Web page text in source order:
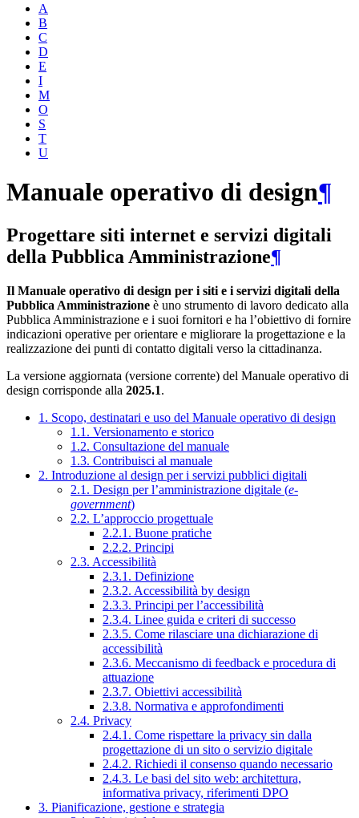
A
B
C
D
E
I
M
O
S
T
U
Manuale operativo di design¶
Progettare siti internet e servizi digitali
della Pubblica Amministrazione¶
Il Manuale operativo di design per i siti e i servizi digitali della
Pubblica Amministrazione è uno strumento di lavoro dedicato alla
Pubblica Amministrazione e i suoi fornitori e ha l’obiettivo di fornire
indicazioni operative per orientare e migliorare la progettazione e la
realizzazione dei punti di contatto digitali verso la cittadinanza.
La versione aggiornata (versione corrente) del Manuale operativo di
design corrisponde alla 2025.1.
1. Scopo, destinatari e uso del Manuale operativo di design
1.1. Versionamento e storico
1.2. Consultazione del manuale
1.3. Contribuisci al manuale
2. Introduzione al design per i servizi pubblici digitali
2.1. Design per l’amministrazione digitale (e-
government)
2.2. L’approccio progettuale
2.2.1. Buone pratiche
2.2.2. Principi
2.3. Accessibilità
2.3.1. Definizione
2.3.2. Accessibilità by design
2.3.3. Principi per l’accessibilità
2.3.4. Linee guida e criteri di successo
2.3.5. Come rilasciare una dichiarazione di
accessibilità
2.3.6. Meccanismo di feedback e procedura di
attuazione
2.3.7. Obiettivi accessibilità
2.3.8. Normativa e approfondimenti
2.4. Privacy
2.4.1. Come rispettare la privacy sin dalla
progettazione di un sito o servizio digitale
2.4.2. Richiedi il consenso quando necessario
2.4.3. Le basi del sito web: architettura,
informativa privacy, riferimenti DPO
3. Pianificazione, gestione e strategia